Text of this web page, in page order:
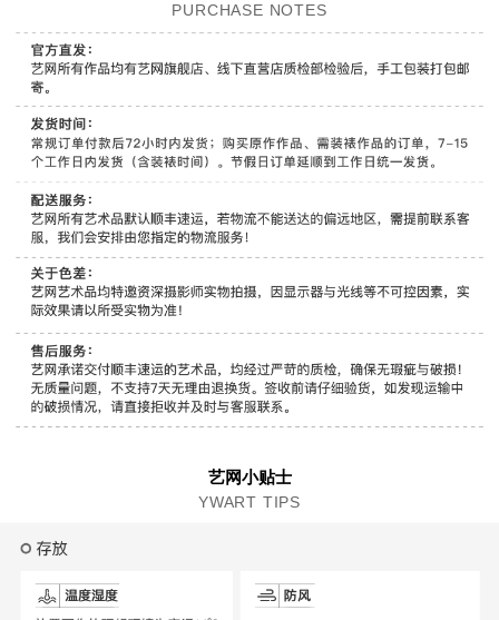
PURCHASE NOTES
艺网小贴士
YWART TIPS